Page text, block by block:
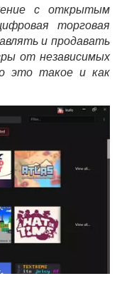
с открытым
торговая
и продавать
от независимых
это такое и как